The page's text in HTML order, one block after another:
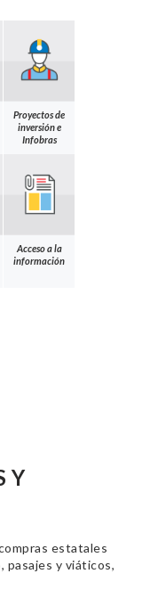
Proyectos de
inversión e
Infobras
Acceso a la
información
Y
estatales
pasajes y viáticos,